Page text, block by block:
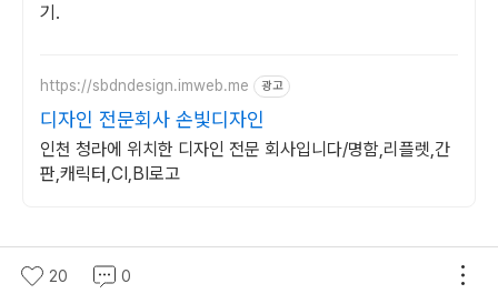
기.
https://sbdndesign.imweb.me 광고
디자인 전문회사 손빛디자인
인천 청라에 위치한 디자인 전문 회사입니다/명함,리플렛,간
판,캐릭터,CI,BI로고
20 0